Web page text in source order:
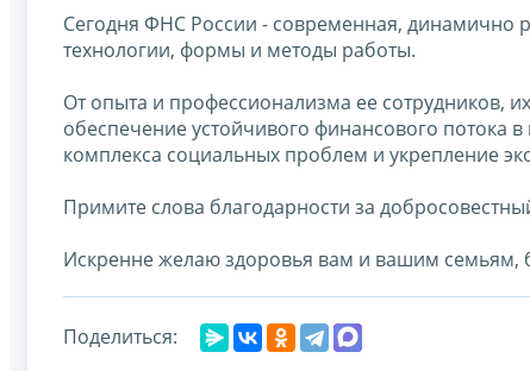
Сегодня ФНС России - современная, динамично
технологии, формы и методы работы.
От опыта и профессионализма ее сотрудников,
обеспечение устойчивого финансового потока
комплекса социальных проблем и укрепление
Примите слова благодарности за
Искренне желаю здоровья вам и вашим семьям,
Поделиться: